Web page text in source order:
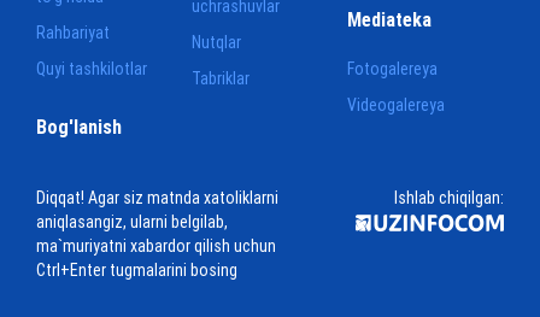
uchrashuvlar
Nutqlar
Tabriklar
Rahbariyat
Quyi tashkilotlar
Mediateka
Fotogalereya
Videogalereya
Bog'lanish
Diqqat! Agar siz matnda xatoliklarni
aniqlasangiz, ularni belgilab,
ma`muriyatni xabardor qilish uchun
Ctrl+Enter tugmalarini bosing
Ishlab chiqilgan: